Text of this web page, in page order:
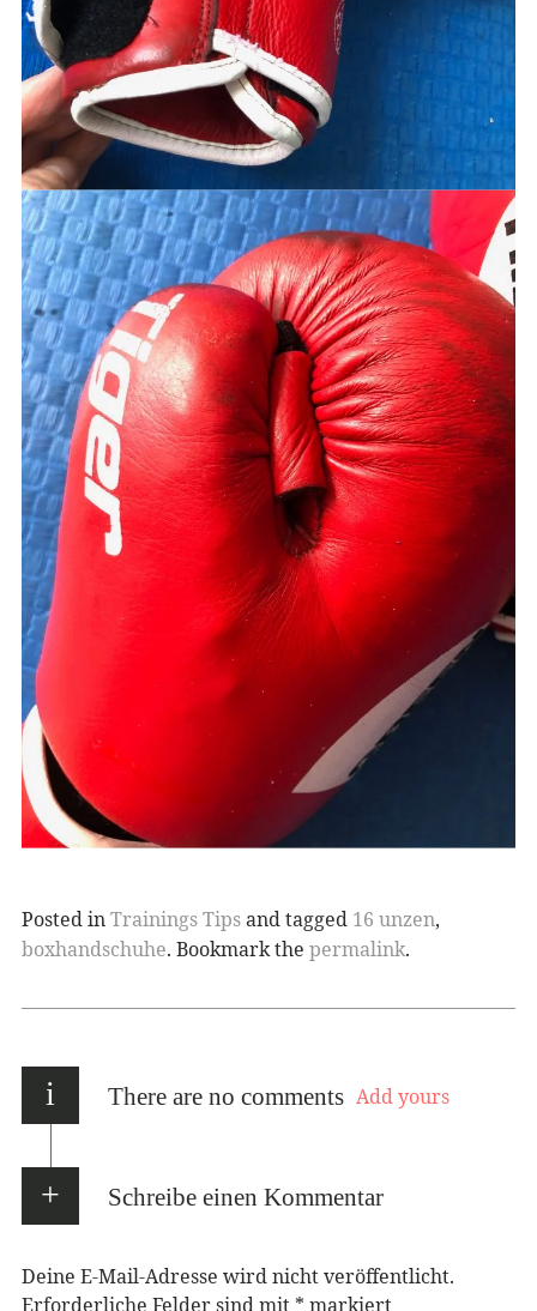
Posted inTrainings Tipsand tagged 16 unzen,
boxhandschuhe. Bookmark the permalink.
i There are no comments Add yours
Schreibe einen Kommentar
Deine E-Mail-Adresse wird nicht veröffentlicht.
Erforderliche Felder sind mit * markiert